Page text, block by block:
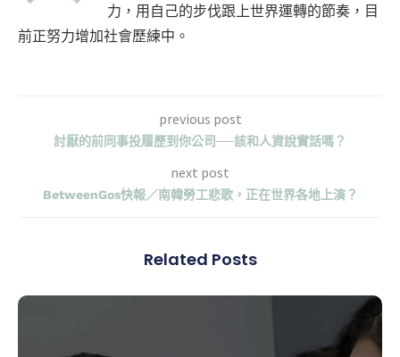
力，用自己的步伐跟上世界運轉的節奏，目
前正努力增加社會歷練中。
previous post
討厭的前同事投履歷到你公司──該和人資說實話嗎？
next post
BetweenGos快報／南韓勞工悲歌，正在世界各地上演？
Related Posts